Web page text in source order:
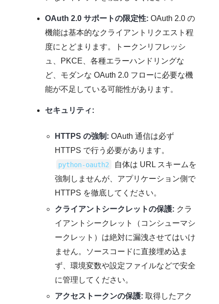
OAuth 2.0 サポートの限定性: OAuth 2.0 の
機能は基本的なクライアントリクエスト程
度にとどまります。トークンリフレッシ
ュ、PKCE、各種エラーハンドリングな
ど、モダンな OAuth 2.0 フローに必要な機
能が不足している可能性があります。
セキュリティ:
HTTPS の強制: OAuth 通信は必ず
HTTPS で行う必要があります。
python-oauth2
自体は URL スキームを
強制しませんが、アプリケーション側で
HTTPS を徹底してください。
クライアントシークレットの保護: クラ
イアントシークレット（コンシューマシ
ークレット）は絶対に漏洩させてはいけ
ません。ソースコードに直接埋め込ま
ず、環境変数や設定ファイルなどで安全
に管理してください。
アクセストークンの保護: 取得したアク